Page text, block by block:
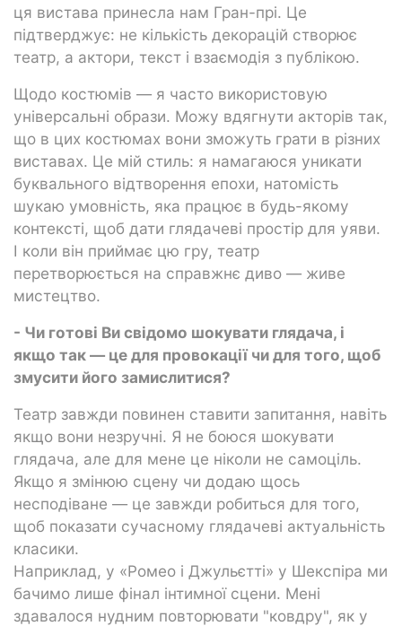
ця вистава принесла нам Гран-прі. Це
підтверджує: не кількість декорацій створює
театр, а актори, текст і взаємодія з публікою.
Щодо костюмів — я часто використовую
універсальні образи. Можу вдягнути акторів так,
що в цих костюмах вони зможуть грати в різних
виставах. Це мій стиль: я намагаюся уникати
буквального відтворення епохи, натомість
шукаю умовність, яка працює в будь-якому
контексті, щоб дати глядачеві простір для уяви.
І коли він приймає цю гру, театр
перетворюється на справжнє диво — живе
мистецтво.
- Чи готові Ви свідомо шокувати глядача, і
якщо так — це для провокації чи для того, щоб
змусити його замислитися?
Театр завжди повинен ставити запитання, навіть
якщо вони незручні. Я не боюся шокувати
глядача, але для мене це ніколи не самоціль.
Якщо я змінюю сцену чи додаю щось
несподіване — це завжди робиться для того,
щоб показати сучасному глядачеві актуальність
класики.
Наприклад, у «Ромео і Джульєтті» у Шекспіра ми
бачимо лише фінал інтимної сцени. Мені
здавалося нудним повторювати "ковдру", як у